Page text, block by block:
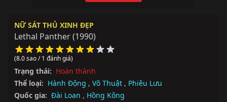
NỮ SÁT THỦ XINH ĐẸP
Lethal Panther(1990)
(8.0 sao / 1 đánh giá)
Trạng thái: Hoàn thành
Thể loại: Hành Động , Võ Thuật , Phiêu Lưu
Quốc gia: Đài Loan , Hồng Kông